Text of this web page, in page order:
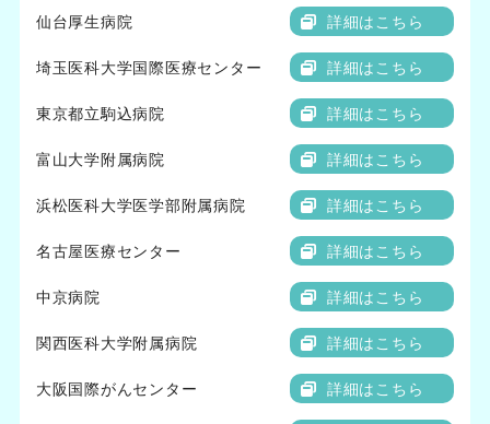
仙台厚生病院 詳細はこちら
埼玉医科大学国際医療センター 詳細はこちら
東京都立駒込病院 詳細はこちら
富山大学附属病院 詳細はこちら
浜松医科大学医学部附属病院 詳細はこちら
名古屋医療センター 詳細はこちら
中京病院 詳細はこちら
関西医科大学附属病院 詳細はこちら
大阪国際がんセンター 詳細はこちら